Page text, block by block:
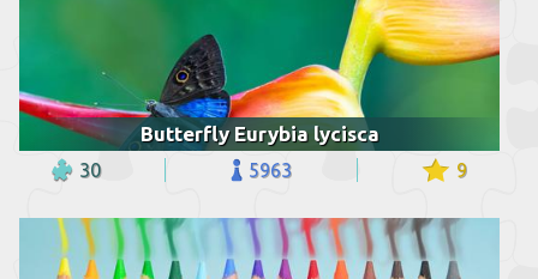
Butterfly Eurybia lycisca
30 5963 9